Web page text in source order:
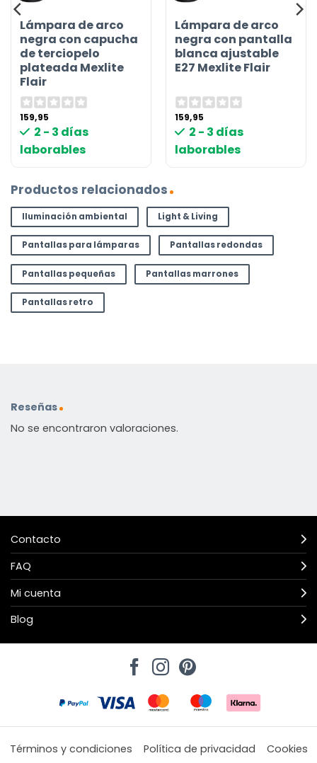
Lámpara de arco
negra con capucha
de terciopelo
plateada Mexlite
Flair
159,95
2 - 3 días
laborables
Lámpara de arco
negra con pantalla
blanca ajustable
E27 Mexlite Flair
159,95
2 - 3 días
laborables
Productos relacionados
Iluminación ambiental Light & Living
Pantallas para lámparas Pantallas redondas
Pantallas pequeñas Pantallas marrones
Pantallas retro
Reseñas
No se encontraron valoraciones.
Contacto
FAQ
Mi cuenta
Blog
Términos y condiciones Política de privacidad Cookies